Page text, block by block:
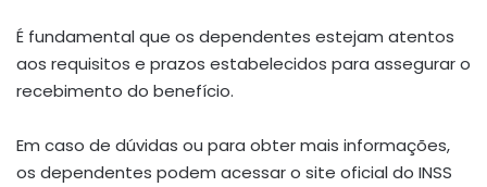
É fundamental que os dependentes estejam atentos
aos requisitos e prazos estabelecidos para assegurar o
recebimento do benefício.
Em caso de dúvidas ou para obter mais informações,
os dependentes podem acessar o site oficial do INSS